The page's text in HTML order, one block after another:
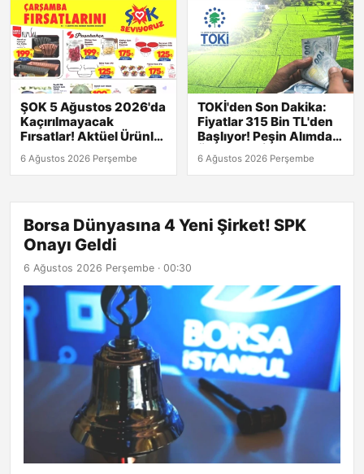
ŞOK 5 Ağustos 2026'da
Kaçırılmayacak
Fırsatlar! Aktüel Ürünler
6 Ağustos 2026 Perşembe
TOKİ'den Son Dakika:
Fiyatlar 315 Bin TL'den
Başlıyor! Peşin Alımda
6 Ağustos 2026 Perşembe
Borsa Dünyasına 4 Yeni Şirket! SPK
Onayı Geldi
6 Ağustos 2026 Perşembe · 00:30